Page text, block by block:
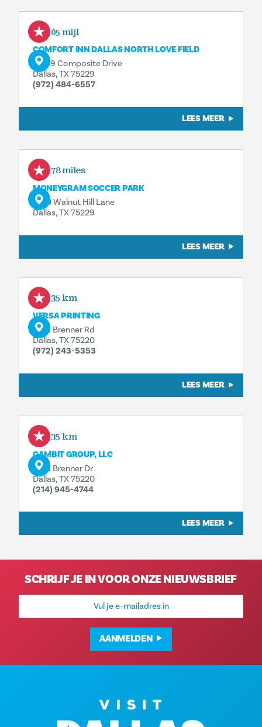
0,05 mijl
COMFORT INN DALLAS NORTH LOVE FIELD
11069 Composite Drive
Dallas, TX 75229
(972) 484-6557
LEES MEER
0.78 miles
MONEYGRAM SOCCER PARK
2100 Walnut Hill Lane
Dallas, TX 75229
LEES MEER
1,35 km
VERSA PRINTING
2631 Brenner Rd
Dallas, TX 75220
(972) 243-5353
LEES MEER
1,35 km
GAMBIT GROUP, LLC
2631 Brenner Dr
Dallas, TX 75220
(214) 945-4744
LEES MEER
SCHRIJF JE IN VOOR ONZE NIEUWSBRIEF
E-
AANMELDEN